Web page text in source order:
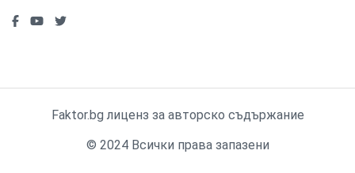
Faktor.bg лиценз за авторско съдържание
© 2024 Всички права запазени